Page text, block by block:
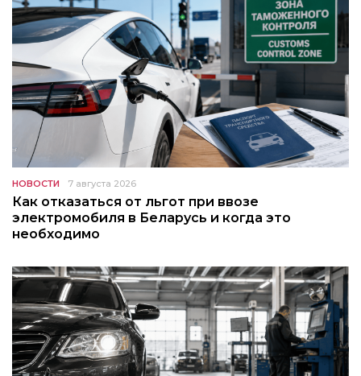
НОВОСТИ 7 августа 2026
Как отказаться от льгот при ввозе
электромобиля в Беларусь и когда это
необходимо